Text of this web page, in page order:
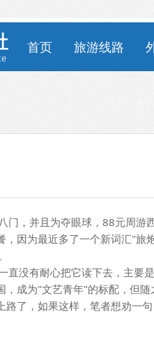
首页 旅游线路
门，并且为夺眼球，88元周
因为最近多了一个新词汇"旅
没有耐心把它读下去，主要
成为"文艺青年"的标配，但
了，如果这样，笔者想劝一句